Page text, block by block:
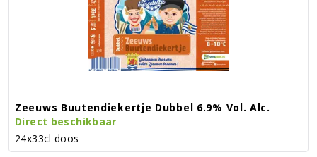
Zeeuws Buutendiekertje Dubbel 6.9% Vol. Alc.
Direct beschikbaar
24x33cl doos